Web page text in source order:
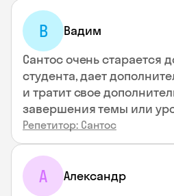
В Вадим
Сантос очень старается
студента, дает
и тратит свое
завершения темы или
Репетитор: Сантос
А Александр